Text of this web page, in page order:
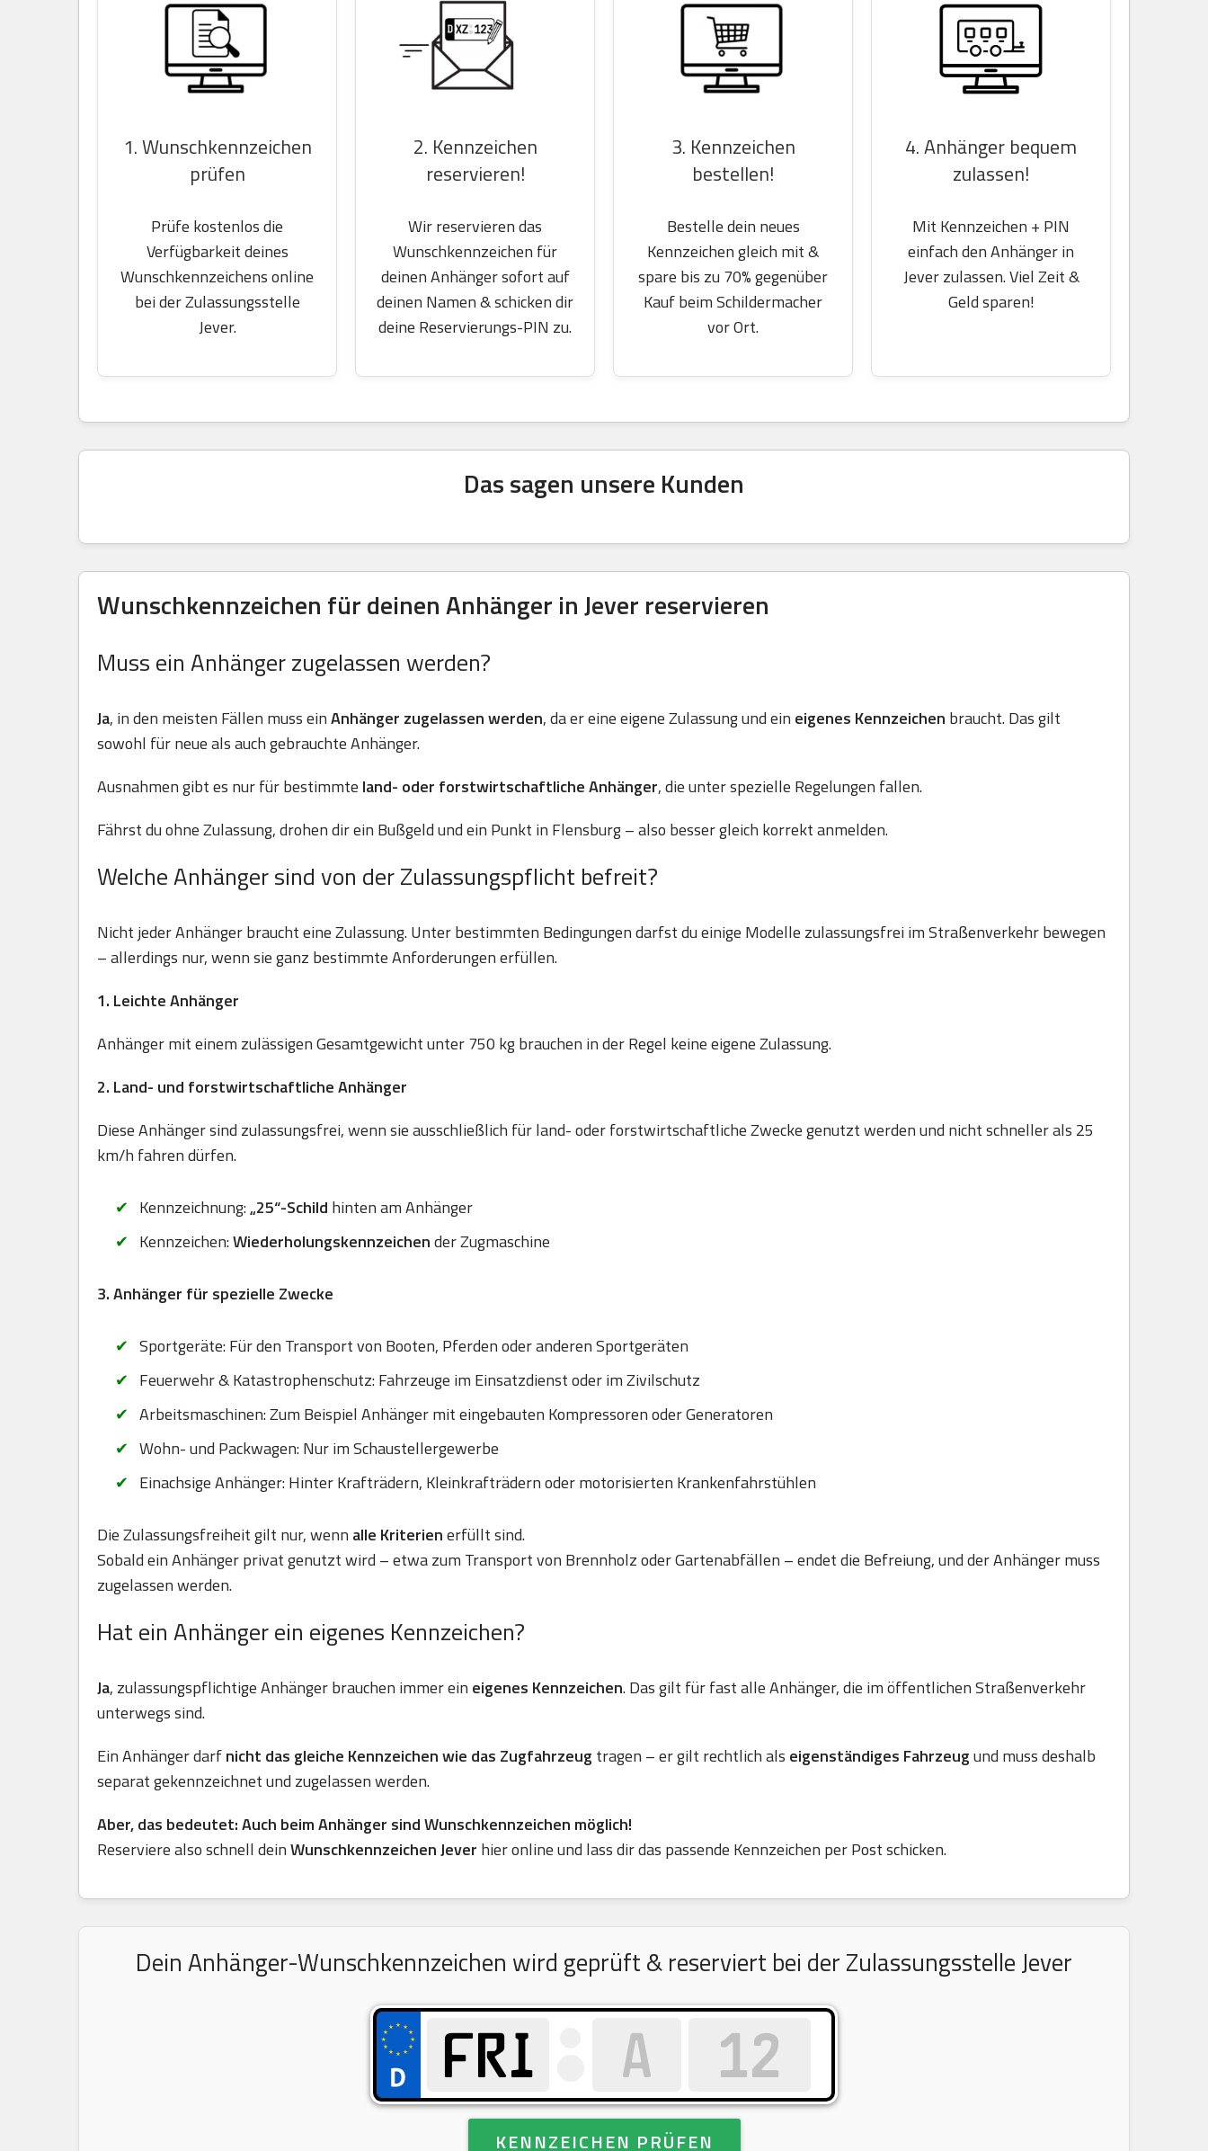
1. Wunschkennzeichen
prüfen
Prüfe kostenlos die
Verfügbarkeit deines
Wunschkennzeichens online
bei der Zulassungsstelle
Jever.
2. Kennzeichen
reservieren!
Wir reservieren das
Wunschkennzeichen für
deinen Anhänger sofort auf
deinen Namen & schicken dir
deine Reservierungs-PIN zu.
3. Kennzeichen
bestellen!
Bestelle dein neues
Kennzeichen gleich mit &
spare bis zu 70% gegenüber
Kauf beim Schildermacher
vor Ort.
4. Anhänger bequem
zulassen!
Mit Kennzeichen + PIN
einfach den Anhänger in
Jever zulassen. Viel Zeit &
Geld sparen!
Das sagen unsere Kunden
Wunschkennzeichen für deinen Anhänger in Jever reservieren
Muss ein Anhänger zugelassen werden?
Ja, in den meisten Fällen muss einAnhänger zugelassen werden, da er eine eigene Zulassung und ein eigenes Kennzeichen braucht. Das gilt
sowohl für neue als auch gebrauchte Anhänger.
Ausnahmen gibt es nur für bestimmte land- oder forstwirtschaftliche Anhänger, die unter spezielle Regelungen fallen.
Fährst du ohne Zulassung, drohen dir ein Bußgeld und ein Punkt in Flensburg – also besser gleich korrekt anmelden.
Welche Anhänger sind von der Zulassungspflicht befreit?
Nicht jeder Anhänger braucht eine Zulassung. Unter bestimmten Bedingungen darfst du einige Modelle zulassungsfrei im Straßenverkehr bewegen
– allerdings nur, wenn sie ganz bestimmte Anforderungen erfüllen.
1. Leichte Anhänger
Anhänger mit einem zulässigen Gesamtgewicht unter 750 kg brauchen in der Regel keine eigene Zulassung.
2. Land- und forstwirtschaftliche Anhänger
Diese Anhänger sind zulassungsfrei, wenn sie ausschließlich für land- oder forstwirtschaftliche Zwecke genutzt werden und nicht schneller als 25
km/h fahren dürfen.
Kennzeichnung:„25“-Schild hinten am Anhänger
Kennzeichen:Wiederholungskennzeichender Zugmaschine
3. Anhänger für spezielle Zwecke
Sportgeräte: Für den Transport von Booten, Pferden oder anderen Sportgeräten
Feuerwehr & Katastrophenschutz: Fahrzeuge im Einsatzdienst oder im Zivilschutz
Arbeitsmaschinen: Zum Beispiel Anhänger mit eingebauten Kompressoren oder Generatoren
Wohn- und Packwagen: Nur im Schaustellergewerbe
Einachsige Anhänger: Hinter Krafträdern, Kleinkrafträdern oder motorisierten Krankenfahrstühlen
Die Zulassungsfreiheit gilt nur, wenn alle Kriterienerfüllt sind.
Sobald ein Anhänger privat genutzt wird – etwa zum Transport von Brennholz oder Gartenabfällen – endet die Befreiung, und der Anhänger muss
zugelassen werden.
Hat ein Anhänger ein eigenes Kennzeichen?
Ja, zulassungspflichtige Anhänger brauchen immer ein eigenes Kennzeichen. Das gilt für fast alle Anhänger, die im öffentlichen Straßenverkehr
unterwegs sind.
Ein Anhänger darfnicht das gleiche Kennzeichen wie das Zugfahrzeug tragen – er gilt rechtlich als eigenständiges Fahrzeugund muss deshalb
separat gekennzeichnet und zugelassen werden.
Aber, das bedeutet: Auch beim Anhänger sind Wunschkennzeichen möglich!
Reserviere also schnell deinWunschkennzeichen Jever hier online und lass dir das passende Kennzeichen per Post schicken.
Dein Anhänger-Wunschkennzeichen wird geprüft & reserviert bei der Zulassungsstelle Jever
KENNZEICHEN PRÜFEN